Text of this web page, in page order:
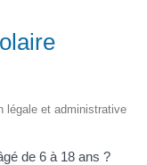
légale et administrative
de 6 à 18 ans ?